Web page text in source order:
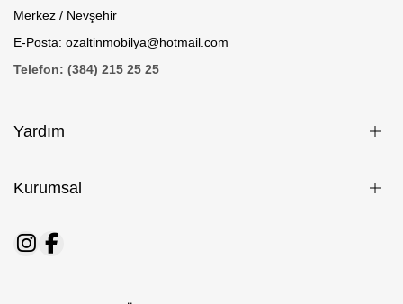
Merkez / Nevşehir
E-Posta: ozaltinmobilya@hotmail.com
Telefon: (384) 215 25 25
Yardım
Kurumsal